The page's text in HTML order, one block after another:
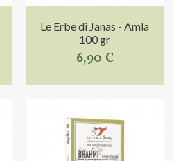
Le Erbe di Janas - Amla
100 gr
6,90 €